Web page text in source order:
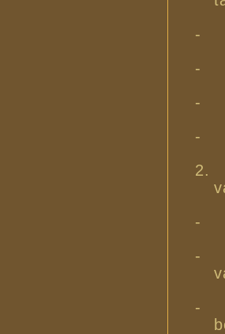
-
-
-
-
2.
-
-
-